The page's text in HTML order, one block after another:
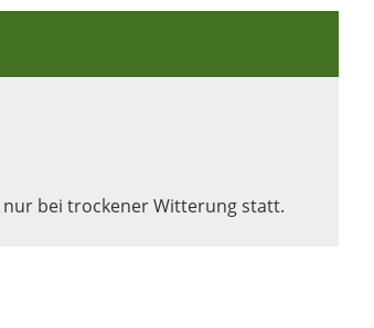
nur bei trockener Witterung statt.